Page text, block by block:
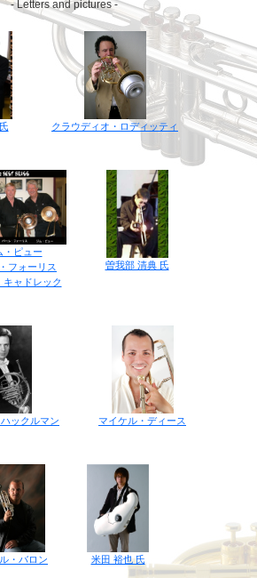
- Letters and pictures -
クラウディオ・ロディッティ
・ピュー
フォーリス
キャドレック
曽我部 清典 氏
ックルマン マイケル・ディース
・バロン 米田 裕也 氏